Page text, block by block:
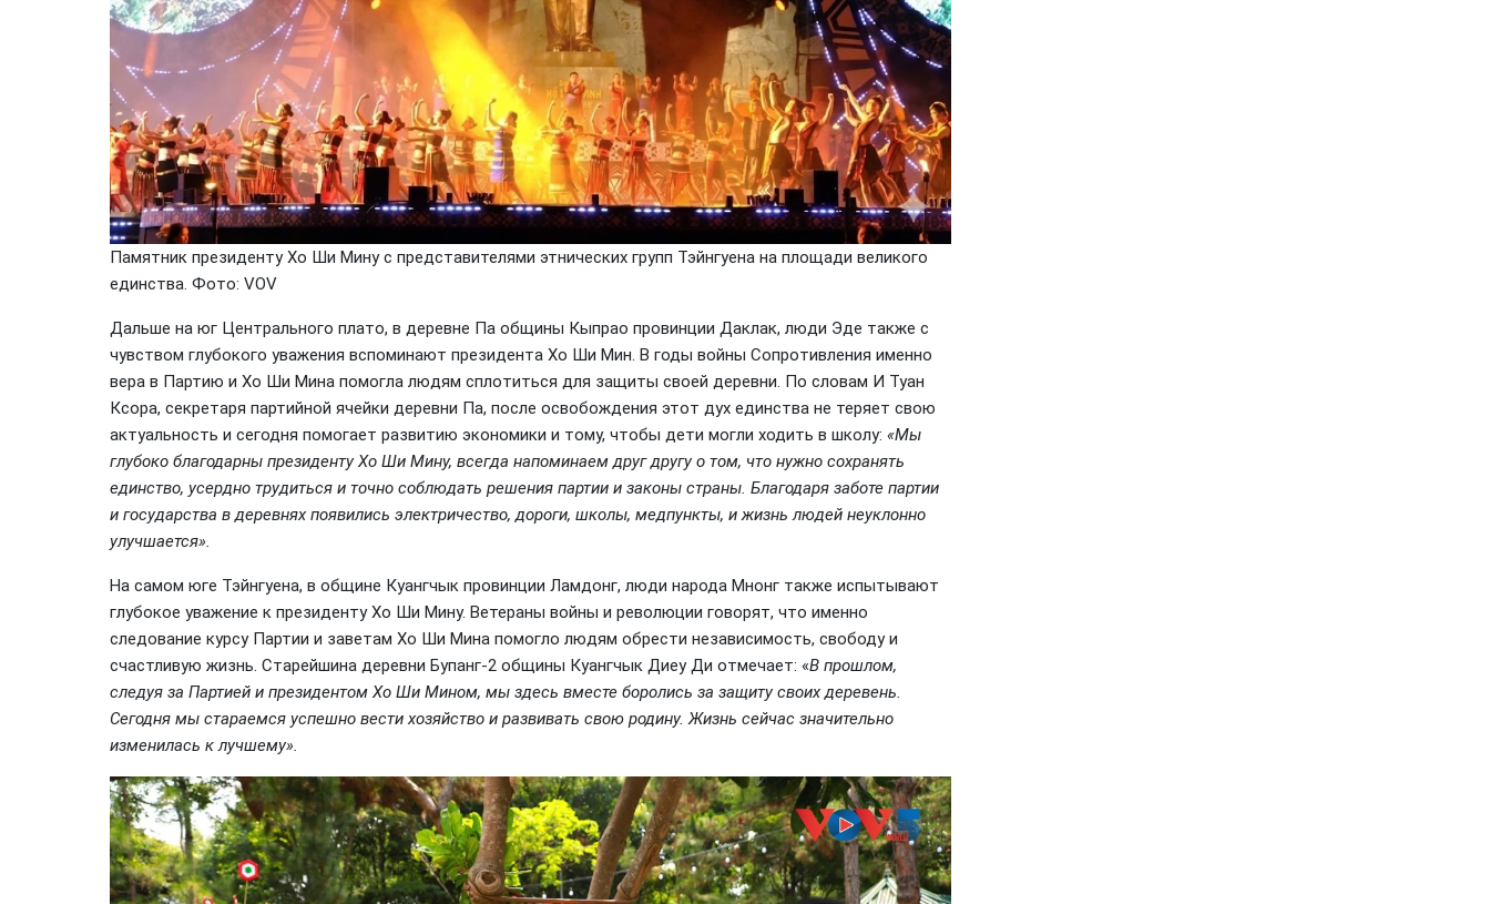
Памятник президенту Хо Ши Мину с представителями этнических групп Тэйнгуена на площади великого
единства. Фото: VOV
Дальше на юг Центрального плато, в деревне Па общины Кыпрао провинции Даклак, люди Эде также с
чувством глубокого уважения вспоминают президента Хо Ши Мин. В годы войны Сопротивления именно
вера в Партию и Хо Ши Мина помогла людям сплотиться для защиты своей деревни. По словам И Туан
Ксора, секретаря партийной ячейки деревни Па, после освобождения этот дух единства не теряет свою
актуальность и сегодня помогает развитию экономики и тому, чтобы дети могли ходить в школу: «Мы
глубоко благодарны президенту Хо Ши Мину, всегда напоминаем друг другу о том, что нужно сохранять
единство, усердно трудиться и точно соблюдать решения партии и законы страны. Благодаря заботе партии
и государства в деревнях появились электричество, дороги, школы, медпункты, и жизнь людей неуклонно
улучшается».
На самом юге Тэйнгуена, в общине Куангчык провинции Ламдонг, люди народа Мнонг также испытывают
глубокое уважение к президенту Хо Ши Мину. Ветераны войны и революции говорят, что именно
следование курсу Партии и заветам Хо Ши Мина помогло людям обрести независимость, свободу и
счастливую жизнь. Старейшина деревни Бупанг-2 общины Куангчык Диеу Ди отмечает: «В прошлом,
следуя за Партией и президентом Хо Ши Мином, мы здесь вместе боролись за защиту своих деревень.
Сегодня мы стараемся успешно вести хозяйство и развивать свою родину. Жизнь сейчас значительно
изменилась к лучшему».